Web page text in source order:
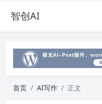
智创AI
首页 AI写作 正文